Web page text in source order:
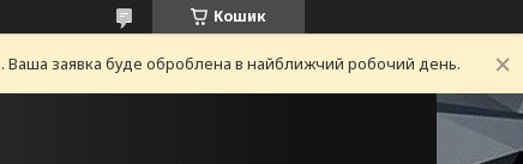
Кошик
Ваша заявка буде оброблена в найближчий робочий день.